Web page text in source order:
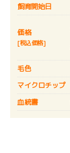
飼育開始日
価格
[税込価格]
毛色
マイクロチップ
血統書